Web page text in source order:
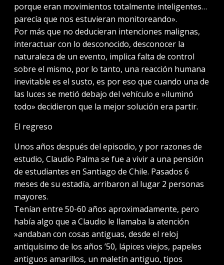
porque eran movimientos totalmente inteligentes…
parecía que nos estuvieran monitoreando».
Por más que no deducieran intenciones malignas,
interactuar con lo desconocido, desconocer la
naturaleza de un evento, implica falta de control
sobre el mismo, por lo tanto, una reacción humana
inevitable es el susto, es por eso que cuando una de
las luces se metió debajo del vehículo e »iluminó
todo» decidieron que la mejor solución era partir.
El regreso
Unos años después del episodio, y por razones de
estudio, Claudio Palma se fue a vivir a una pensión
de estudiantes en Santiago de Chile. Pasados 6
meses de su estadía, arribaron al lugar 2 personas
mayores.
Tenían entre 50-60 años aproximadamente, pero
había algo que a Claudio le llamaba la atención
»andaban con cosas antiguas, desde el reloj
antiquísimo de los años ’50, lápices viejos, papeles
antiguos amarillos, un maletín antiguo, tipos